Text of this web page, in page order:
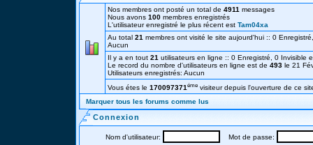
Nos membres ont posté un total de 4911 messages
Nous avons 100 membres enregistrés
L'utilisateur enregistré le plus récent est Tam04xa
Au total 21 membres ont visité le site aujourd'hui :: 0
Aucun
Il y a en tout 21 utilisateurs en ligne :: 0 Enregistré, 0
Le record du nombre d'utilisateurs en ligne est de 493 le 21
Utilisateurs enregistrés: Aucun
Vous étes le 170097371éme visiteur depuis l'ouverture de ce
Marquer tous les forums comme lus
Connexion
Nom d'utilisateur: Mot de passe: